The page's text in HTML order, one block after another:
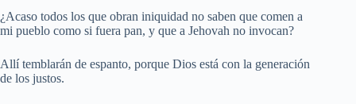
¿Acaso todos los que obran iniquidad no saben que comen a
mi pueblo como si fuera pan, y que a Jehovah no invocan?
Allí temblarán de espanto, porque Dios está con la generación
de los justos.